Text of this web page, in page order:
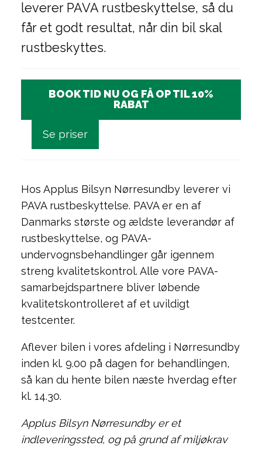
leverer PAVA rustbeskyttelse, så du
får et godt resultat, når din bil skal
rustbeskyttes.
BOOK TID NU OG FÅ OP TIL 10%
RABAT
Se priser
Hos Applus Bilsyn Nørresundby leverer vi
PAVA rustbeskyttelse. PAVA er en af
Danmarks største og ældste leverandør af
rustbeskyttelse, og PAVA-
undervognsbehandlinger går igennem
streng kvalitetskontrol. Alle vore PAVA-
samarbejdspartnere bliver løbende
kvalitetskontrolleret af et uvildigt
testcenter.
Aflever bilen i vores afdeling i Nørresundby
inden kl. 9.00 på dagen for behandlingen,
så kan du hente bilen næste hverdag efter
kl. 14.30.
Applus Bilsyn Nørresundby er et
indleveringssted, og på grund af miljøkrav